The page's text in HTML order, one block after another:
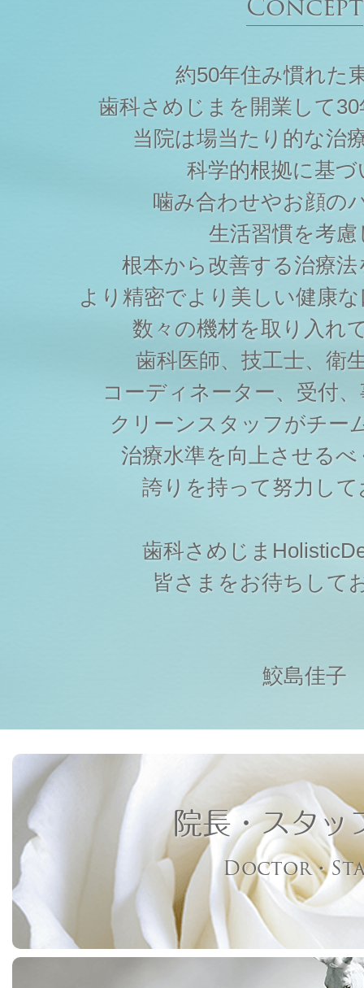
約50年住み慣れた
歯科さめじまを開業して
当院は場当たり的な治
科学的根拠に基づ
噛み合わせやお顔の
生活習慣を考慮
根本から改善する治療
より精密でより美しい健康
数々の機材を取り入れ
歯科医師、技工士、衛
コーディネーター、受付
クリーンスタッフがチー
治療水準を向上させる
誇りを持って努力し
歯科さめじま
皆さまをお待ちして
鮫島佳子
院長・スタッ
Doctor・